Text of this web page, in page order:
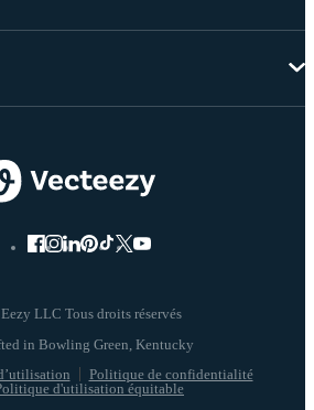
LLC Tous droits réservés
Politique de confidentialité
d'utilisation équitable